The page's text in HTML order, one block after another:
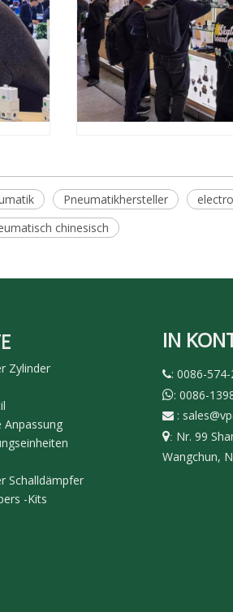
Pneumatikhersteller
chinesisch
Zylinder
Anpassung
Schalldämpfer
-Kits
IN
: 0086-
: 0086-
:
: Nr. 99
Wangchun,